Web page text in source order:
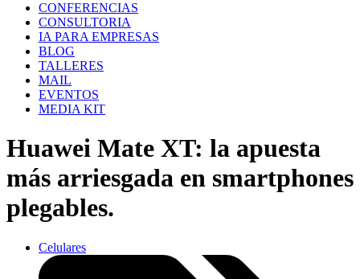
CONFERENCIAS
CONSULTORIA
IA PARA EMPRESAS
BLOG
TALLERES
MAIL
EVENTOS
MEDIA KIT
Huawei Mate XT: la apuesta
más arriesgada en smartphones
plegables.
Celulares